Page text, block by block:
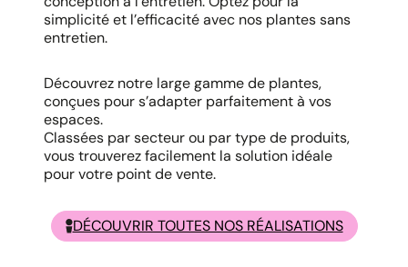
simplicité et l’efficacité avec nos plantes sans
entretien.
Découvrez notre large gamme de plantes,
conçues pour s’adapter parfaitement à vos
espaces.
Classées par secteur ou par type de produits,
vous trouverez facilement la solution idéale
pour votre point de vente.
DÉCOUVRIR TOUTES NOS RÉALISATIONS